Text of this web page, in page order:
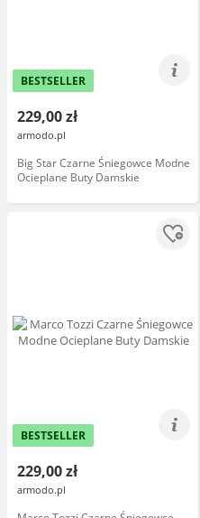
BESTSELLER
229,00 zł
armodo.pl
Big Star Czarne Śniegowce Modne
Ocieplane Buty Damskie
BESTSELLER
229,00 zł
armodo.pl